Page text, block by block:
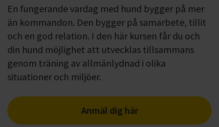
En fungerande vardag med hund bygger på mer
än kommandon. Den bygger på samarbete, tillit
och en god relation. I den här kursen får du och
din hund möjlighet att utvecklas tillsammans
genom träning av allmänlydnad i olika
situationer och miljöer.
Anmäl dig här